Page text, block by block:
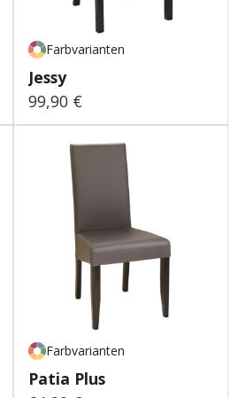
Farbvarianten
Jessy
Regulärer Preis:
99,90 €
Farbvarianten
Patia Plus